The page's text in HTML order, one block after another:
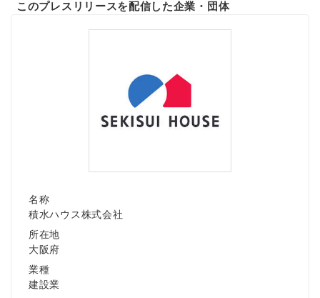
このプレスリリースを配信した企業・団体
名称
積水ハウス株式会社
所在地
大阪府
業種
建設業